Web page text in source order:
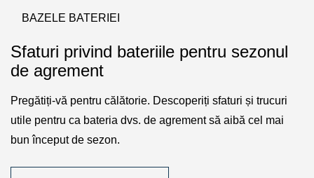
BAZELE BATERIEI
Sfaturi privind bateriile pentru sezonul
de agrement
Pregătiți-vă pentru călătorie. Descoperiți sfaturi și trucuri
utile pentru ca bateria dvs. de agrement să aibă cel mai
bun început de sezon.